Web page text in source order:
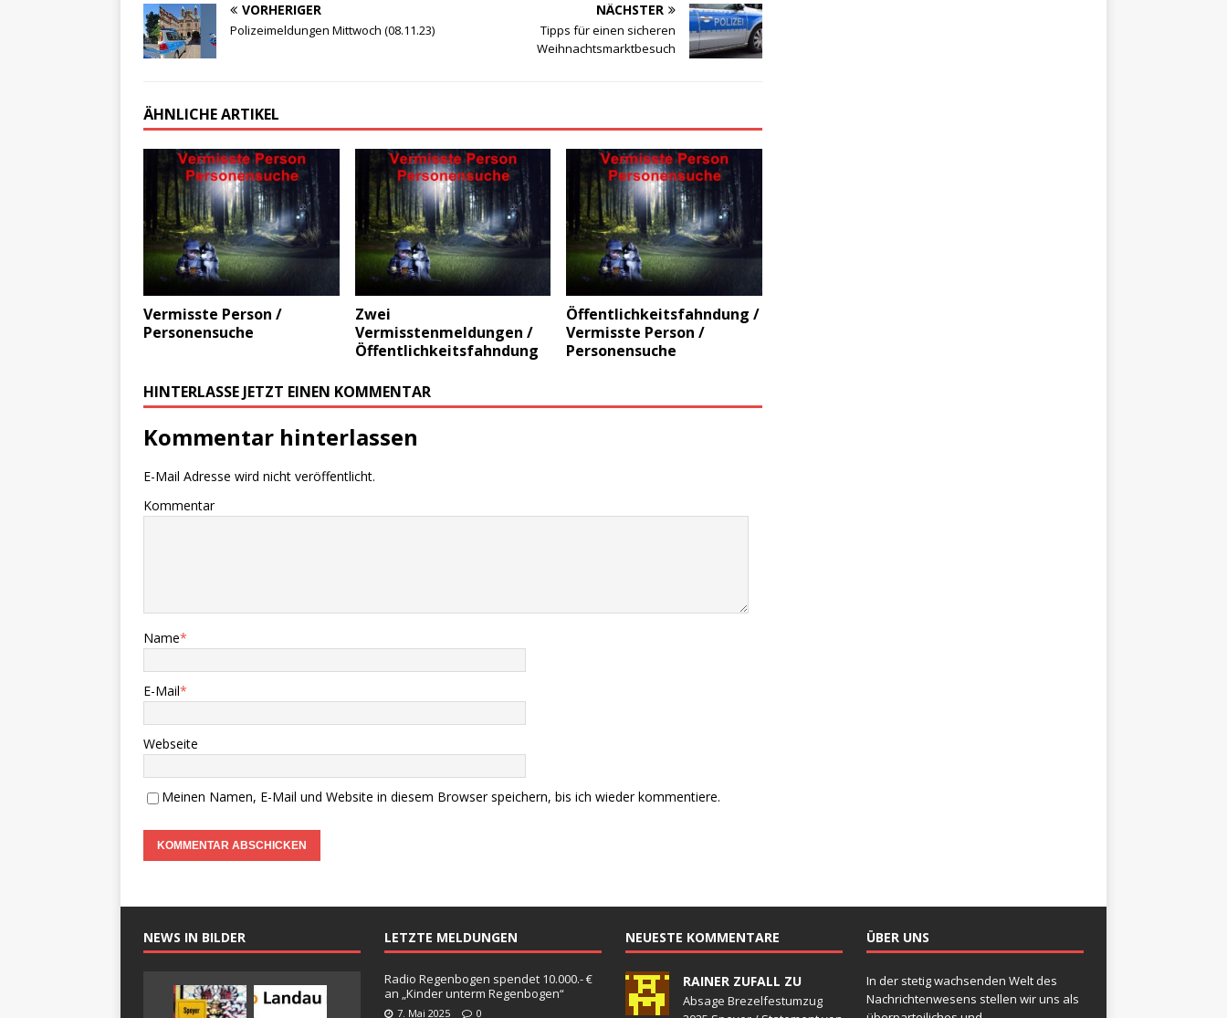
VORHERIGER
Polizeimeldungen Mittwoch (08.11.23)
NÄCHSTER
Tipps für einen sicheren
Weihnachtsmarktbesuch
ÄHNLICHE ARTIKEL
Vermisste Person /
Personensuche
Zwei
Vermisstenmeldungen /
Öffentlichkeitsfahndung
Öffentlichkeitsfahndung /
Vermisste Person /
Personensuche
HINTERLASSE JETZT EINEN KOMMENTAR
Kommentar hinterlassen
E-Mail Adresse wird nicht veröffentlicht.
Kommentar
Name*
E-Mail*
Webseite
Meinen Namen, E-Mail und Website in diesem Browser speichern, bis ich wieder kommentiere.
NEWS IN BILDER LETZTE MELDUNGEN
Radio Regenbogen spendet 10.000.- €
an „Kinder unterm Regenbogen“
7. Mai 2025 0
NEUESTE KOMMENTARE
RAINER ZUFALL ZU
Absage Brezelfestumzug
ÜBER UNS
In der stetig wachsenden Welt des
Nachrichtenwesens stellen wir uns als